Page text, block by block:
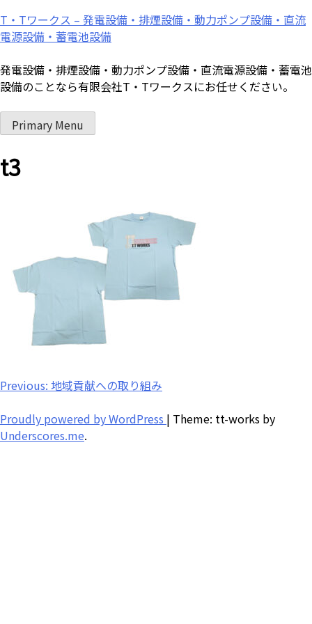
Skip
to
T・Tワークス – 発電設備・排煙設備・動力ポンプ設備・直流
電源設備・蓄電池設備
発電設備・排煙設備・動力ポンプ設備・直流電源設備・蓄電池
設備のことなら有限会社T・Tワークスにお任せください。
Primary Menu
t3
投
稿
ナ
Previous: 地域貢献への取り組み
Proudly powered by WordPress | Theme: tt-works by
Underscores.me.